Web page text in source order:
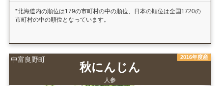
*北海道内の順位は179の市町村の中の順位、日本の順位は全国1720の
市町村の中の順位となっています。
中富良野町 2016年度産
秋にんじん
人参